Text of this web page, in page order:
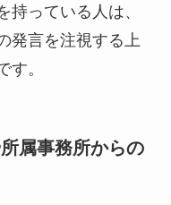
持っている人は、
発言を注視する上
す。
属事務所からの